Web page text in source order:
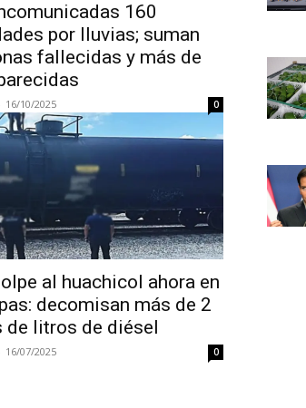
160
por lluvias; suman
fallecidas y más de
16/10/2025 0
al huachicol ahora en
decomisan más de 2
de litros de diésel
16/07/2025 0